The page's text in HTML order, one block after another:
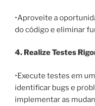
•Aproveite a
do código e eliminar
4. Realize Testes
•Execute testes em
identificar bugs e
implementar as